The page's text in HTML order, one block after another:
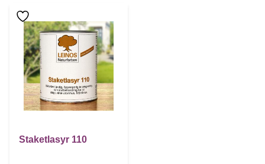
Staketlasyr 110
Den här produkten har flera varianter. De olika